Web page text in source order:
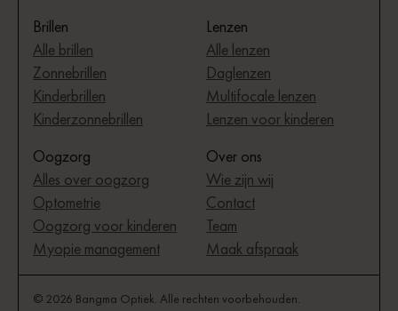
Brillen
Alle brillen
Zonnebrillen
Kinderbrillen
Kinderzonnebrillen
Lenzen
Alle lenzen
Daglenzen
Multifocale lenzen
Lenzen voor kinderen
Oogzorg
Alles over oogzorg
Optometrie
Oogzorg voor kinderen
Myopie management
Over ons
Wie zijn wij
Contact
Team
Maak afspraak
© 2026 Bangma Optiek. Alle rechten voorbehouden.